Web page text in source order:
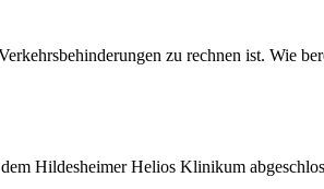
zu rechnen ist. Wie
Hildesheimer Helios Klinikum